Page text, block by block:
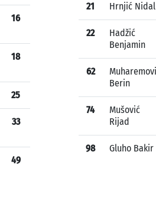
16
18
25
33
49
21 Hrnjić Nidal
22
Hadžić
Benjamin
62
Berin
74
Mušović
Rijad
98 Gluho Bakir